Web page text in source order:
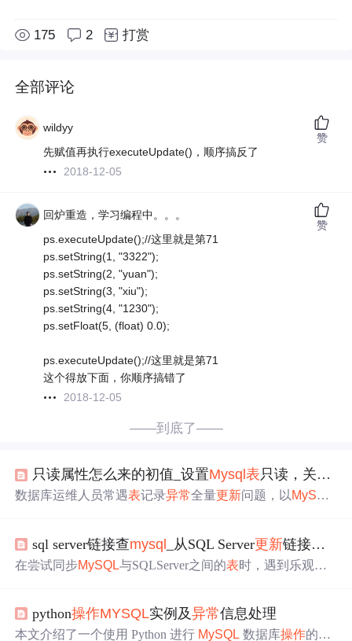
175 2 打赏
全部评论
wildyy
先赋值再执行executeUpdate()，顺序搞反了
2018-12-05
赞
回炉重造，学习编程中。。。
ps.executeUpdate();//这里就是第71
ps.setString(1, "3322");
ps.setString(2, "yuan");
ps.setString(3, "xiu");
ps.setString(4, "1230");
ps.setFloat(5, (float) 0.0);
ps.executeUpdate();//这里就是第71
这个得放下面，你顺序搞错了
2018-12-05
赞
——到底了——
只读属性怎么来的初值_设置Mysql表只读，关键时刻或许能救你一命
数据库运维人员常遇表记录异常全量更新问题，以 MySQL
据。本文详细介绍了设置表
只读、测试生效及解锁只读锁
的操作。
sql server链接查mysql _从SQL Server更新链接
在尝试同步MySQL与SQLServer之间的表时，遇到乐观并
除和插入数据，然后更新满足特定条件的行。当尝试
时，出现异常指出行集使用了乐观并发，并且自上次提取
python操作MYSQL实例及异常信息处理
本文介绍了一个使用 Python 进行 MySQL 数据库操作的实